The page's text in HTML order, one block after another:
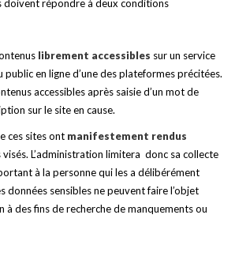
doivent répondre à deux conditions
librement accessibles sur un service
public en ligne d’une des plateformes précitées.
accessibles après saisie d’un mot de
sur le site en cause.
ces sites ont manifestement rendus
visés. L’administration limitera donc sa collecte
à la personne qui les a délibérément
données sensibles ne peuvent faire l’objet
à des fins de recherche de manquements ou